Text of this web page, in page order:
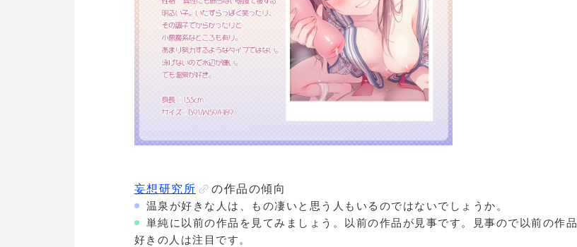
妄想研究所 の作品の傾向
温泉が好きな人は、もの凄いと思う人もいるのではないでしょうか。
単純に以前の作品を見てみましょう。以前の作品が見事です。見事ので以前の作品
好きの人は注目です。